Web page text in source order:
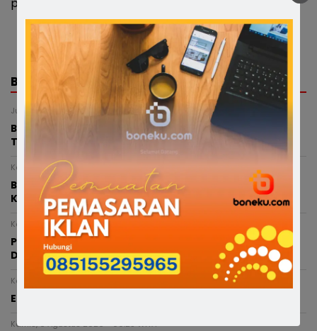
profesional, dan berkualitas kepada masyarakat.
BERITA TERKAIT
Jumat, 7 Agustus 2026 - 13:35 WITA
BREAKING NEWS : Nelayan di Bone Dilaporkan
Tenggelam di Perairan Cappa Ujung
Kamis, 6 Agustus 2026 - 21:25 WITA
Bupati Bone Melayat ke Rumah Duka Balita 4 Tahun
Korban Kecelakaan
Kamis, 6 Agustus 2026 - 20:05 WITA
Pasca Terlibat Kecelakaan, Anggota Polres Bone
Diperiksa Propam Dan Sudah Ditahan
Kamis, 6 Agustus 2026 - 15:53 WITA
Enam Ketua TP PKK Kecamatan di Soppeng Dilantik
Kamis, 6 Agustus 2026 - 00:25 WITA